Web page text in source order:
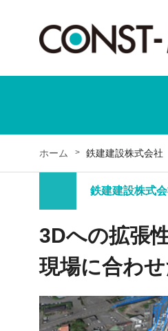
ホーム 鉄建建設株式会社
鉄建建設株式
3Dへの拡張
現場に合わ